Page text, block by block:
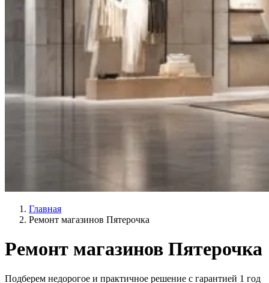
Главная
Ремонт магазинов Пятерочка
Ремонт магазинов Пятерочка
Подберем недорогое и практичное решение с гарантией 1 год